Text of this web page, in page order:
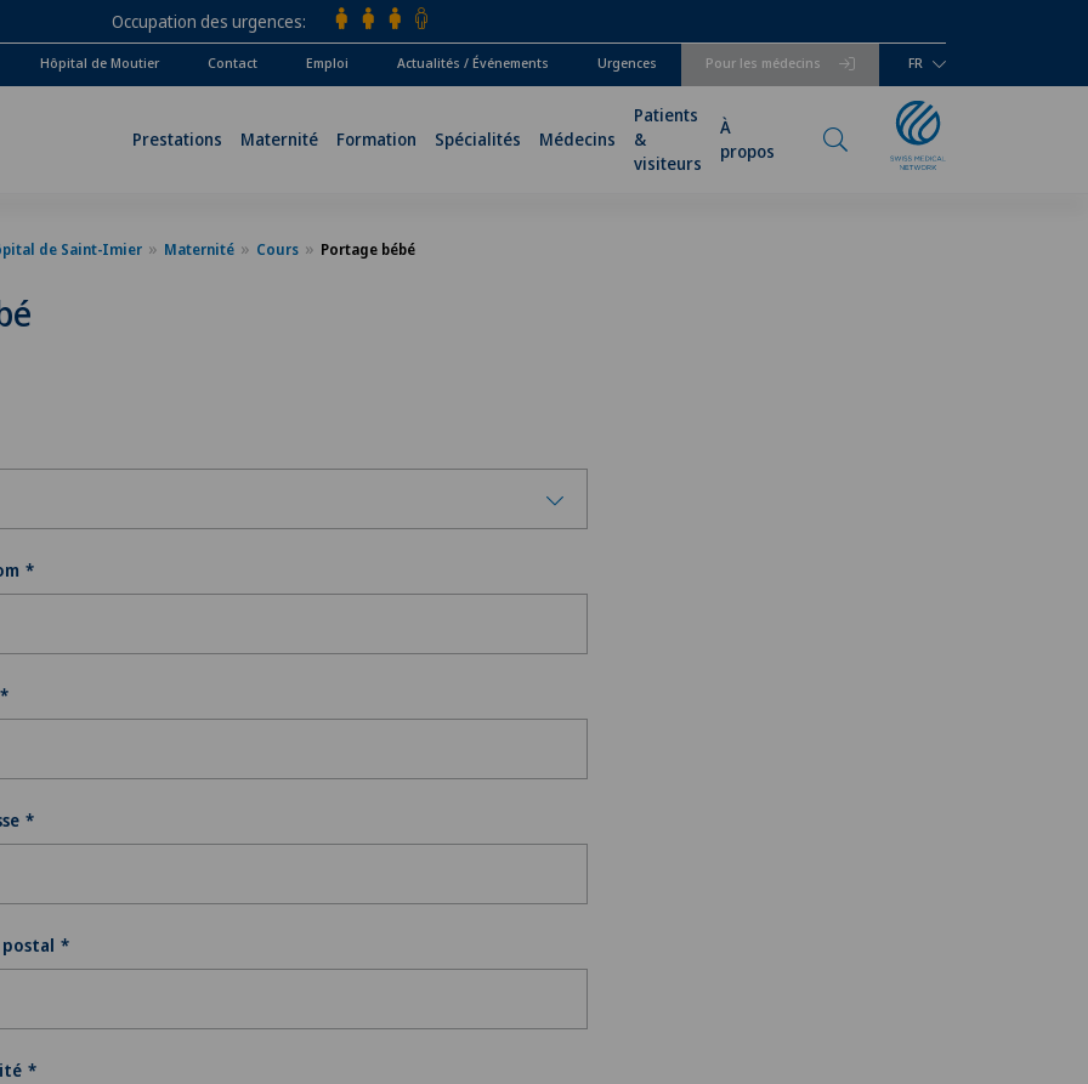
Occupation des urgences
Pour les médecins
Hôpital de Moutier Contact Emploi Actualités / Événements Urgences FR
Prestations Maternité Formation Spécialités Médecins
Patients
&
visiteurs
À
propos
de Saint-Imier Maternité Cours Portage bébé
postal